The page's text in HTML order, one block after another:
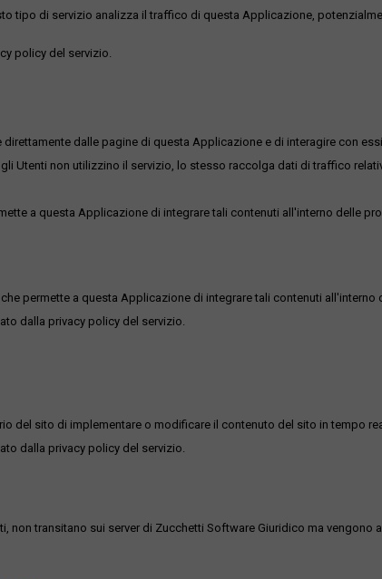
tipo di servizio analizza il traffico di questa Applicazione,
policy del servizio.
dalle pagine di questa Applicazione e di interagire con
Utenti non utilizzino il servizio, lo stesso raccolga dati di traffico
a questa Applicazione di integrare tali contenuti all'interno delle
permette a questa Applicazione di integrare tali contenuti all'interno
dalla privacy policy del servizio.
del sito di implementare o modificare il contenuto del sito in tempo
dalla privacy policy del servizio.
transitano sui server di Zucchetti Software Giuridico ma